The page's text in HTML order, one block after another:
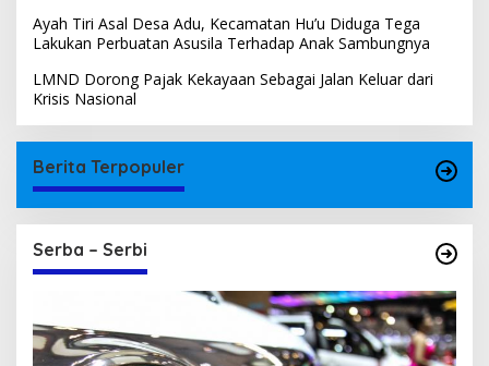
Ayah Tiri Asal Desa Adu, Kecamatan Hu’u Diduga Tega
Lakukan Perbuatan Asusila Terhadap Anak Sambungnya
LMND Dorong Pajak Kekayaan Sebagai Jalan Keluar dari
Krisis Nasional
Berita Terpopuler
Serba – Serbi